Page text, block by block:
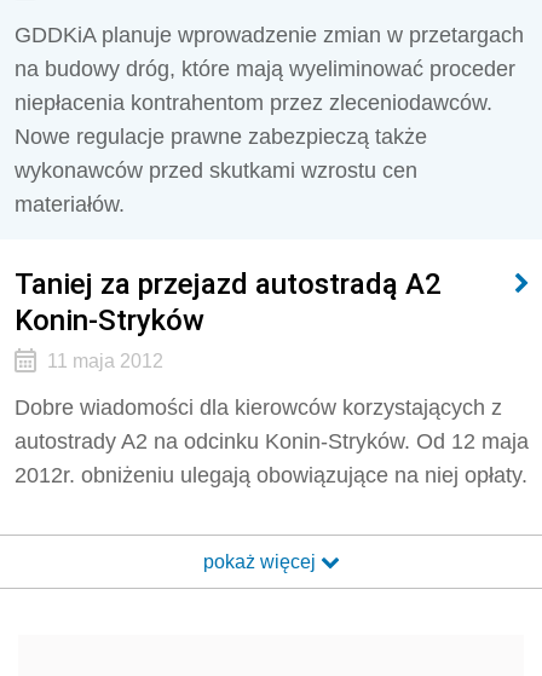
GDDKiA planuje wprowadzenie zmian w przetargach
na budowy dróg, które mają wyeliminować proceder
niepłacenia kontrahentom przez zleceniodawców.
Nowe regulacje prawne zabezpieczą także
wykonawców przed skutkami wzrostu cen
materiałów.
Taniej za przejazd autostradą A2
Konin-Stryków
11 maja 2012
Dobre wiadomości dla kierowców korzystających z
autostrady A2 na odcinku Konin-Stryków. Od 12 maja
2012r. obniżeniu ulegają obowiązujące na niej opłaty.
pokaż więcej